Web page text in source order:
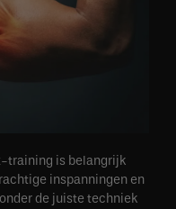
training is belangrijk
inspanningen en
de juiste techniek